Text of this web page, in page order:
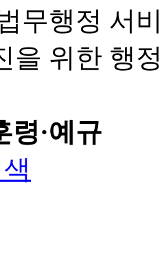
무행정 서
을 위한 행
령·예규